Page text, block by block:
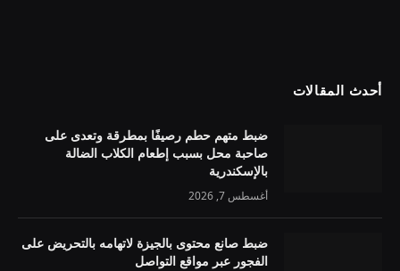
أحدث المقالات
ضبط متهم حطم رصيفًا بمطرقة وتعدى على
صاحبة محل بسبب إطعام الكلاب الضالة
بالإسكندرية
أغسطس 7, 2026
ضبط صانع محتوى بالجيزة لاتهامه بالتحريض على
الفجور عبر مواقع التواصل